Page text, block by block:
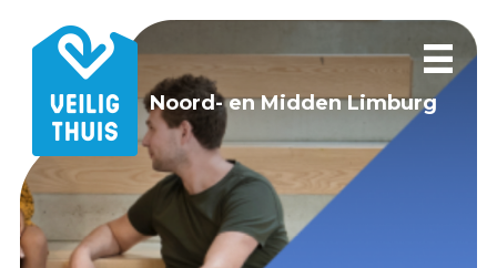
Noord- en Midden Limburg